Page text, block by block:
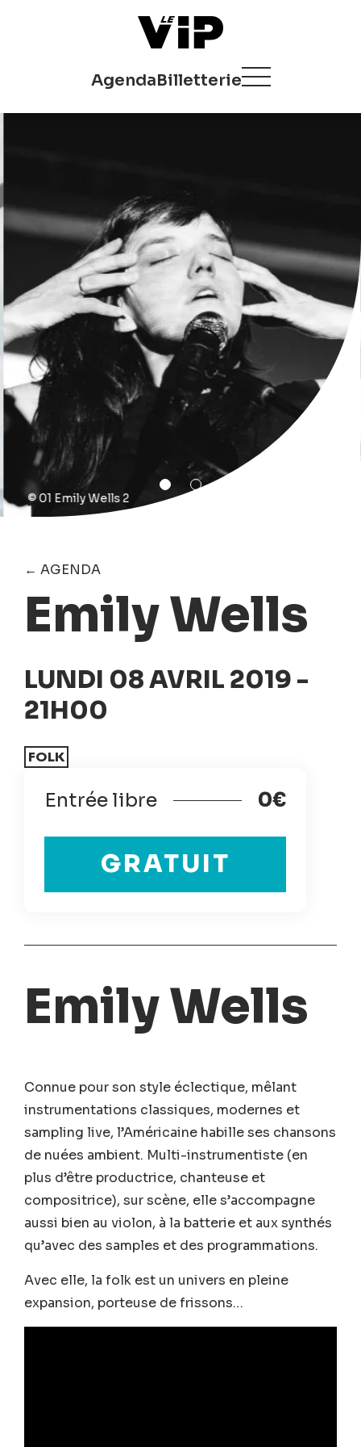
AgendaBilletterie
© 01 Emily Wells 2
← AGENDA
Emily Wells
LUNDI 08 AVRIL 2019 -
21H00
FOLK
Entrée libre 0€
GRATUIT
Emily Wells
Connue pour son style éclectique, mêlant
instrumentations classiques, modernes et
sampling live, l’Américaine habille ses chansons
de nuées ambient. Multi-instrumentiste (en
plus d’être productrice, chanteuse et
compositrice), sur scène, elle s’accompagne
aussi bien au violon, à la batterie et aux synthés
qu’avec des samples et des programmations.
Avec elle, la folk est un univers en pleine
expansion, porteuse de frissons…